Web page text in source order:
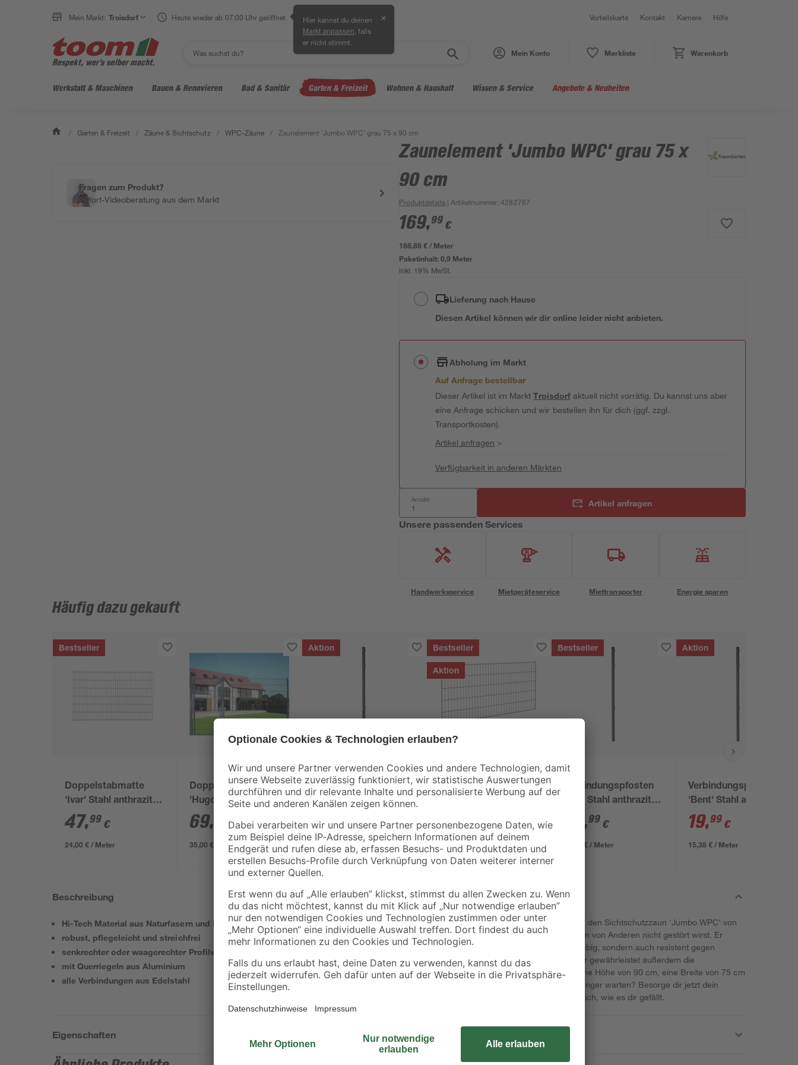
Mein Markt: Troisdorf Heute wieder ab 07:00 Uhr geöffnet Hier kannst du deinen
Markt anpassen , falls
er nicht stimmt.
✕ Vorteilskarte Kontakt Karriere Hilfe
Mein Konto Merkliste Warenkorb
Werkstatt & Maschinen Bauen & Renovieren Bad & Sanitär Garten & Freizeit Wohnen & Haushalt Wissen & Service Angebote & Neuheiten
/ Garten & Freizeit / Zäune & Sichtschutz / WPC-Zäune / Zaunelement 'Jumbo WPC' grau 75 x 90 cm
Fragen zum Produkt?
Sofort-Videoberatung aus dem Markt
Zaunelement 'Jumbo WPC' grau 75 x
90 cm
Produktdetails | Artikelnummer:4282787
169,99 €
188,88 € / Meter
Paketinhalt:0,9 Meter
inkl. 19% MwSt.
Lieferung nach Hause
Diesen Artikel können wir dir online leider nicht anbieten.
Abholung im Markt
Auf Anfrage bestellbar
Dieser Artikel ist im MarktTroisdorfaktuell nicht vorrätig. Du kannst uns aber
eine Anfrage schicken und wir bestellen ihn für dich (ggf. zzgl.
Transportkosten).
Artikel anfragen >
Verfügbarkeit in anderen Märkten
Anzahl: Artikel anfragen
Unsere passenden Services
Handwerksservice Mietgeräteservice Miettransporter Energie sparen
Häufig dazu gekauft
Bestseller
Doppelstabmatte
'Ivar' Stahl anthrazit
200 x 123 cm
47,99 €
24,00 € / Meter
Doppelstabmatte
'Hugo' Stahl anthrazit
200 x 180 cm
69, €
35,00 € / Meter
Aktion
Verbindungspfosten
'Arne' Stahl anthrazit
21, 99 €
14,66 € / Meter
Bestseller
Aktion
Einstabmattenzaun
24, €
12,50 € / Meter
Bestseller
Verbindungspfosten
'Ivar' Stahl anthrazit
170 x 4 x 4 cm
,99 €
19,41 € / Meter
Aktion
Verbindungspfosten
'Bent' Stahl anthrazit
4 x 4 x 130 cm
19,99 €
15,38 € / Meter
Beschreibung
Hi-Tech Material aus Naturfasern und Kunststoff
robust, pflegeleicht und streichfrei
senkrechter oder waagerechter Profilverlauf
mit Querriegeln aus Aluminium
alle Verbindungen aus Edelstahl
Für ein hohes Maß an Privatsphäre bieten wir dir den Sichtschutzzaun 'Jumbo WPC' von
Brügmann TraumGarten an, damit du von Blicken von Anderen nicht gestört wirst. Er
besteht aus WPC. Dadurch ist er nicht nur langlebig, sondern auch resistent gegen
Schimmel und Insekten. Eine lange Lebensdauer gewährleistet außerdem die
Pulverbeschichtung. Der Sichtschutzzaun hat eine Höhe von 90 cm, eine Breite von 75 cm
und eine Stärke von 35 mm. Warum also noch länger warten? Besorge dir jetzt dein
Sichtschutzzaun und gestalte deinen Außenbereich, wie es dir gefällt.
Eigenschaften